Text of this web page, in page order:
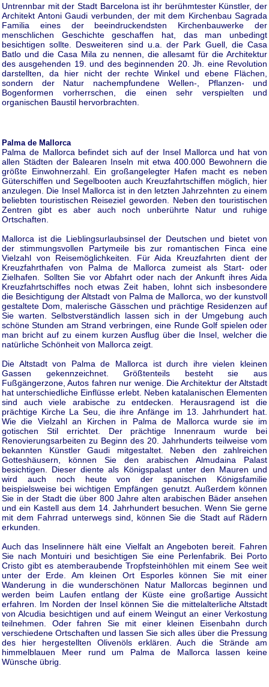
Untrennbar mit der Stadt Barcelona ist ihr berühmtester Künstler, der
Architekt Antoni Gaudi verbunden, der mit dem Kirchenbau Sagrada
Familia eines der beeindruckendsten Kirchenbauwerke der
menschlichen Geschichte geschaffen hat, das man unbedingt
besichtigen sollte. Desweiteren sind u.a. der Park Guell, die Casa
Batlo und die Casa Mila zu nennen, die allesamt für die Architektur
des ausgehenden 19. und des beginnenden 20. Jh. eine Revolution
darstellten, da hier nicht der rechte Winkel und ebene Flächen,
sondern der Natur nachempfundene Wellen-, Pflanzen- und
Bogenformen vorherrschen, die einen sehr verspielten und
organischen Baustil hervorbrachten.
Palma de Mallorca
Palma de Mallorca befindet sich auf der Insel Mallorca und hat von
allen Städten der Balearen Inseln mit etwa 400.000 Bewohnern die
größte Einwohnerzahl. Ein großangelegter Hafen macht es neben
Güterschiffen und Segelbooten auch Kreuzfahrtschiffen möglich, hier
anzulegen. Die Insel Mallorca ist in den letzten Jahrzehnten zu einem
beliebten touristischen Reiseziel geworden. Neben den touristischen
Zentren gibt es aber auch noch unberührte Natur und ruhige
Ortschaften.
Mallorca ist die Lieblingsurlaubsinsel der Deutschen und bietet von
der stimmungsvollen Partymeile bis zur romantischen Finca eine
Vielzahl von Reisemöglichkeiten. Für Aida Kreuzfahrten dient der
Kreuzfahrthafen von Palma de Mallorca zumeist als Start- oder
Zielhafen. Sollten Sie vor Abfahrt oder nach der Ankunft ihres Aida
Kreuzfahrtschiffes noch etwas Zeit haben, lohnt sich insbesondere
die Besichtigung der Altstadt von Palma de Mallorca, wo der kunstvoll
gestaltete Dom, malerische Gässchen und prächtige Residenzen auf
Sie warten. Selbstverständlich lassen sich in der Umgebung auch
schöne Stunden am Strand verbringen, eine Runde Golf spielen oder
man bricht auf zu einem kurzen Ausflug über die Insel, welcher die
natürliche Schönheit von Mallorca zeigt.
Die Altstadt von Palma de Mallorca ist durch ihre vielen kleinen
Gassen gekennzeichnet. Größtenteils besteht sie aus
Fußgängerzone, Autos fahren nur wenige. Die Architektur der Altstadt
hat unterschiedliche Einflüsse erlebt. Neben katalanischen Elementen
sind auch viele arabische zu entdecken. Herausragend ist die
prächtige Kirche La Seu, die ihre Anfänge im 13. Jahrhundert hat.
Wie die Vielzahl an Kirchen in Palma de Mallorca wurde sie im
gotischen Stil errichtet. Der prächtige Innenraum wurde bei
Renovierungsarbeiten zu Beginn des 20. Jahrhunderts teilweise vom
bekannten Künstler Gaudi mitgestaltet. Neben den zahlreichen
Gotteshäusern, können Sie den arabischen Almudaina Palast
besichtigen. Dieser diente als Königspalast unter den Mauren und
wird auch noch heute von der spanischen Königsfamilie
beispielsweise bei wichtigen Empfängen genutzt. Außerdem können
Sie in der Stadt die über 800 Jahre alten arabischen Bäder ansehen
und ein Kastell aus dem 14. Jahrhundert besuchen. Wenn Sie gerne
mit dem Fahrrad unterwegs sind, können Sie die Stadt auf Rädern
erkunden.
Auch das Inselinnere hält eine Vielfalt an Angeboten bereit. Fahren
Sie nach Montuiri und besichtigen Sie eine Perlenfabrik. Bei Porto
Cristo gibt es atemberaubende Tropfsteinhöhlen mit einem See weit
unter der Erde. Am kleinen Ort Esporles können Sie mit einer
Wanderung in die wunderschönen Natur Mallorcas beginnen und
werden beim Laufen entlang der Küste eine großartige Aussicht
erfahren. Im Norden der Insel können Sie die mittelalterliche Altstadt
von Alcudia besichtigen und auf einem Weingut an einer Verkostung
teilnehmen. Oder fahren Sie mit einer kleinen Eisenbahn durch
verschiedene Ortschaften und lassen Sie sich alles über die Pressung
des hier hergestellten Olivenöls erklären. Auch die Strände am
himmelblauen Meer rund um Palma de Mallorca lassen keine
Wünsche übrig.